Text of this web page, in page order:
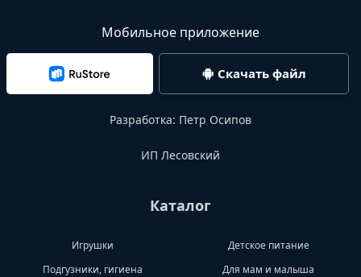
Мобильное приложение
Скачать файл
Разработка: Петр Осипов
ИП Лесовский
Каталог
Игрушки
Детское питание
Подгузники, гигиена
Для мам и малыша